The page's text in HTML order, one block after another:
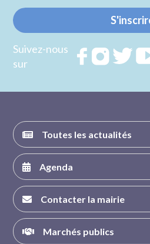
Suivez-nous
sur
Rejoignez
Toutes les actualités
Agenda
Contacter la mairie
Marchés publics